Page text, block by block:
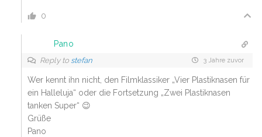
0
Pano
Reply to stefan 3 Jahre zuvor
Wer kennt ihn nicht, den Filmklassiker „Vier Plastiknasen für
ein Halleluja“ oder die Fortsetzung „Zwei Plastiknasen
tanken Super“ 😉
Grüße
Pano